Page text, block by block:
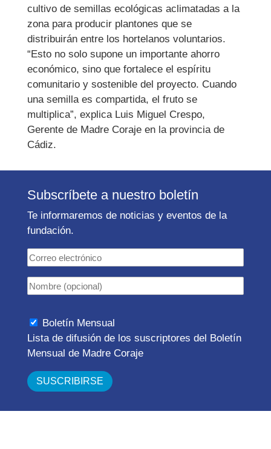
cultivo de semillas ecológicas aclimatadas a la
zona para producir plantones que se
distribuirán entre los hortelanos voluntarios.
“Esto no solo supone un importante ahorro
económico, sino que fortalece el espíritu
comunitario y sostenible del proyecto. Cuando
una semilla es compartida, el fruto se
multiplica”, explica Luis Miguel Crespo,
Gerente de Madre Coraje en la provincia de
Cádiz.
Subscríbete a nuestro boletín
Te informaremos de noticias y eventos de la
fundación.
Boletín Mensual
Lista de difusión de los suscriptores del Boletín
Mensual de Madre Coraje